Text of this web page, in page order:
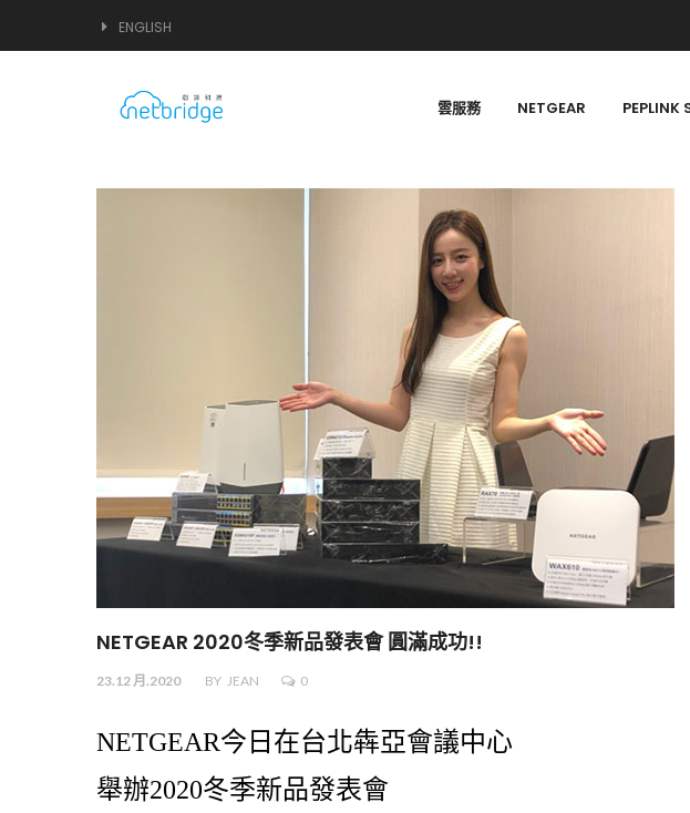
ENGLISH
雲服務 NETGEAR PEPLINK
NETGEAR 2020冬季新品發表會 圓滿成功!!
23.12 月.2020 BY JEAN 0
NETGEAR今日在台北犇亞會議中心
舉辦2020冬季新品發表會